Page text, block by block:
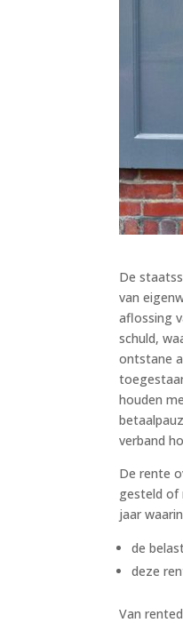
De
van
aflossing
schuld,
ontstane
houden
verband
De rente
gesteld of
jaar
de
deze
Van